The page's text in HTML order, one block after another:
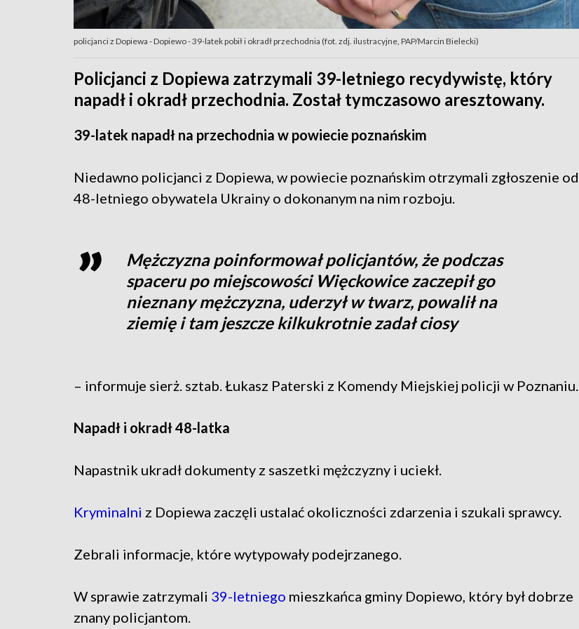
policjanci z Dopiewa - Dopiewo - 39-latek pobił i okradł przechodnia (fot. zdj. ilustracyjne, PAP/Marcin Bielecki)
Policjanci z Dopiewa zatrzymali 39-letniego recydywistę, który
napadł i okradł przechodnia. Został tymczasowo aresztowany.
39-latek napadł na przechodnia w powiecie poznańskim
Niedawno policjanci z Dopiewa, w powiecie poznańskim otrzymali zgłoszenie od
48-letniego obywatela Ukrainy o dokonanym na nim rozboju.
Mężczyzna poinformował policjantów, że podczas
spaceru po miejscowości Więckowice zaczepił go
nieznany mężczyzna, uderzył w twarz, powalił na
ziemię i tam jeszcze kilkukrotnie zadał ciosy
– informuje sierż. sztab. Łukasz Paterski z Komendy Miejskiej policji w Poznaniu.
Napadł i okradł 48-latka
Napastnik ukradł dokumenty z saszetki mężczyzny i uciekł.
Kryminalni z Dopiewa zaczęli ustalać okoliczności zdarzenia i szukali sprawcy.
Zebrali informacje, które wytypowały podejrzanego.
W sprawie zatrzymali 39-letniego mieszkańca gminy Dopiewo, który był dobrze
znany policjantom.